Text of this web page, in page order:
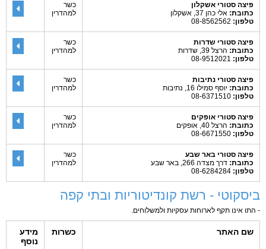
פיצה סטורי אשקלון
כתובת: אלי כהן 37, אשקלון
טלפון:
כשר
למהדרין
פיצה סטורי שדרות
כתובת: הרצל 39, שדרות
טלפון:
כשר
למהדרין
פיצה סטורי נתיבות
כתובת: יוסף סמילו 16, נתיבות
טלפון:
כשר
למהדרין
פיצה סטורי אופקים
כתובת: הרצל 40, אופקים
טלפון:
כשר
למהדרין
פיצה סטורי באר שבע
כתובת: דרך מצדה 266, באר שבע
טלפון:
כשר
למהדרין
ביסקוטי - רשת קונדיטוריות ובתי קפה
- התו אינו תקף לארוחות עסקיות ולמשלוחים.
שם האתר כשרות
מידע
נוסף